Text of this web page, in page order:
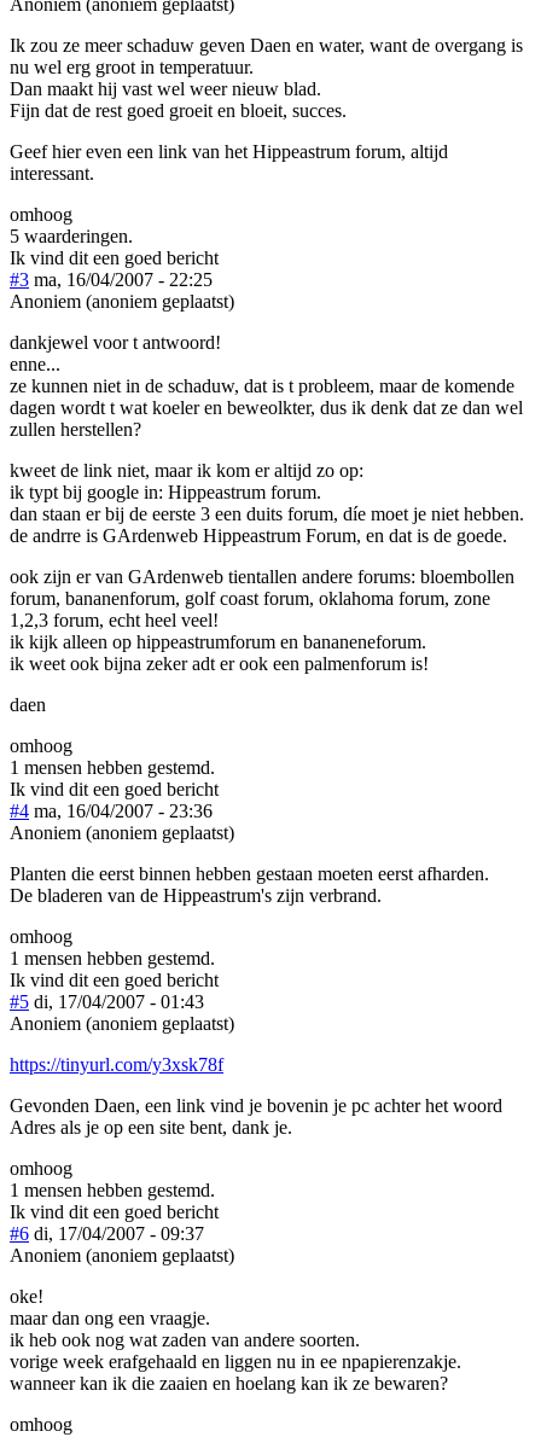
Ik zou ze meer schaduw geven Daen en water, want de overgang is
nu wel erg groot in temperatuur.
Dan maakt hij vast wel weer nieuw blad.
Fijn dat de rest goed groeit en bloeit, succes.
Geef hier even een link van het Hippeastrum forum, altijd
interessant.
omhoog
5 waarderingen.
Ik vind dit een goed bericht
#3 ma, 16/04/2007 - 22:25
Anoniem (anoniem geplaatst)
dankjewel voor t antwoord!
enne...
ze kunnen niet in de schaduw, dat is t probleem, maar de komende
dagen wordt t wat koeler en beweolkter, dus ik denk dat ze dan wel
zullen herstellen?
kweet de link niet, maar ik kom er altijd zo op:
ik typt bij google in: Hippeastrum forum.
dan staan er bij de eerste 3 een duits forum, díe moet je niet hebben.
de andrre is GArdenweb Hippeastrum Forum, en dat is de goede.
ook zijn er van GArdenweb tientallen andere forums: bloembollen
forum, bananenforum, golf coast forum, oklahoma forum, zone
1,2,3 forum, echt heel veel!
ik kijk alleen op hippeastrumforum en bananeneforum.
ik weet ook bijna zeker adt er ook een palmenforum is!
daen
omhoog
1 mensen hebben gestemd.
Ik vind dit een goed bericht
#4 ma, 16/04/2007 - 23:36
Anoniem (anoniem geplaatst)
Planten die eerst binnen hebben gestaan moeten eerst afharden.
De bladeren van de Hippeastrum's zijn verbrand.
omhoog
1 mensen hebben gestemd.
Ik vind dit een goed bericht
#5 di, 17/04/2007 - 01:43
Anoniem (anoniem geplaatst)
https://tinyurl.com/y3xsk78f
Gevonden Daen, een link vind je bovenin je pc achter het woord
Adres als je op een site bent, dank je.
omhoog
1 mensen hebben gestemd.
Ik vind dit een goed bericht
#6 di, 17/04/2007 - 09:37
Anoniem (anoniem geplaatst)
oke!
maar dan ong een vraagje.
ik heb ook nog wat zaden van andere soorten.
vorige week erafgehaald en liggen nu in ee npapierenzakje.
wanneer kan ik die zaaien en hoelang kan ik ze bewaren?
omhoog